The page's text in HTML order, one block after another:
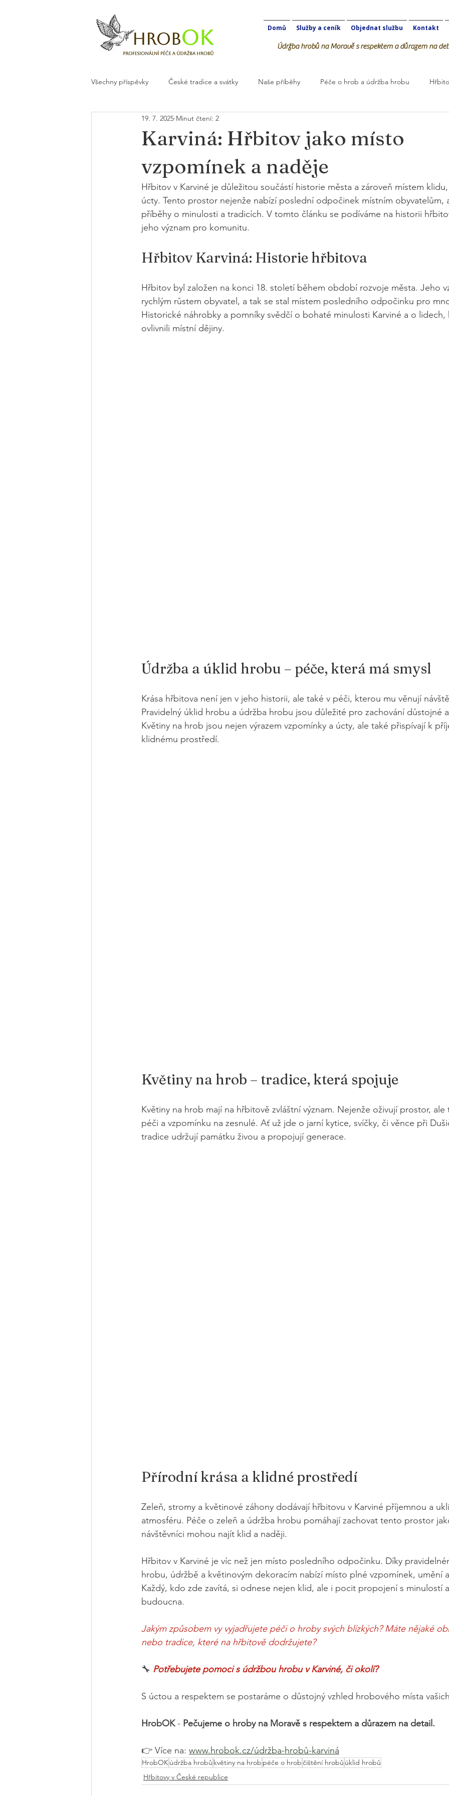
Domů Služby a ceník Objednat službu Kontakt
Údržba hrobů na Moravě s respektem a důrazem na
Všechny příspěvky České tradice a svátky Naše příběhy Péče o hrob a údržba hrobu
Květiny a dekorace na hrob HrobOK
Karviná: Hřbitov jako místo
vzpomínek a naděje
19. 7. 2025 Minut čtení: 2
Hřbitov v Karviné je důležitou součástí historie města a zároveň místem
úcty. Tento prostor nejenže nabízí poslední odpočinek místním obyvatelům,
příběhy o minulosti a tradicích. V tomto článku se podíváme na historii
jeho význam pro komunitu.
Hřbitov Karviná: Historie hřbitova
Hřbitov byl založen na konci 18. století během období rozvoje města. Jeho
rychlým růstem obyvatel, a tak se stal místem posledního odpočinku pro
Historické náhrobky a pomníky svědčí o bohaté minulosti Karviné a o lidech,
ovlivnili místní dějiny.
Údržba a úklid hrobu – péče, která má smysl
Krása hřbitova není jen v jeho historii, ale také v péči, kterou mu věnují
Pravidelný úklid hrobu a údržba hrobu jsou důležité pro zachování důstojné
Květiny na hrob jsou nejen výrazem vzpomínky a úcty, ale také přispívají k
klidnému prostředí.
Květiny na hrob – tradice, která spojuje
Květiny na hrob mají na hřbitově zvláštní význam. Nejenže oživují prostor, ale
péči a vzpomínku na zesnulé. Ať už jde o jarní kytice, svíčky, či věnce při
tradice udržují památku živou a propojují generace.
Přírodní krása a klidné prostředí
Zeleň, stromy a květinové záhony dodávají hřbitovu v Karviné příjemnou a
atmosféru. Péče o zeleň a údržba hrobu pomáhají zachovat tento prostor
návštěvníci mohou najít klid a naději.
Hřbitov v Karviné je víc než jen místo posledního odpočinku. Díky
hrobu, údržbě a květinovým dekoracím nabízí místo plné vzpomínek, umění
Každý, kdo zde zavítá, si odnese nejen klid, ale i pocit propojení s minulostí
budoucna.
Jakým způsobem vy vyjadřujete péči o hroby svých blízkých? Máte nějaké
nebo tradice, které na hřbitově dodržujete?
🔧 Potřebujete pomoci s údržbou hrobu v Karviné, či okolí?
S úctou a respektem se postaráme o důstojný vzhled hrobového místa
HrobOK - Pečujeme o hroby na Moravě s respektem a důrazem na detail.
👉 Více na: www.hrobok.cz/údržba-hrobů-karviná
HrobOKúdržba hrobů květiny na hrob péče o hrobčištění hrobů úklid hrobů
Hřbitovy v České republice